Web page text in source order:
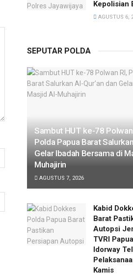
Kepolisian
AGUSTUS 6,
SEPUTAR POLDA
Sambut HUT ke-78
Polda Papua Barat
Gelar Ibadah Bersama di
Muhajirin
AGUSTUS 7, 2026
Kabid
Barat
Autopsi
TVRI
Idorway
Kamis